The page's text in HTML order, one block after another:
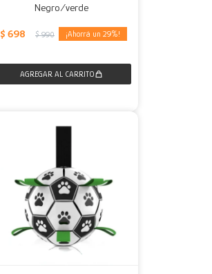
Negro/verde
$ 698 $ 990 29